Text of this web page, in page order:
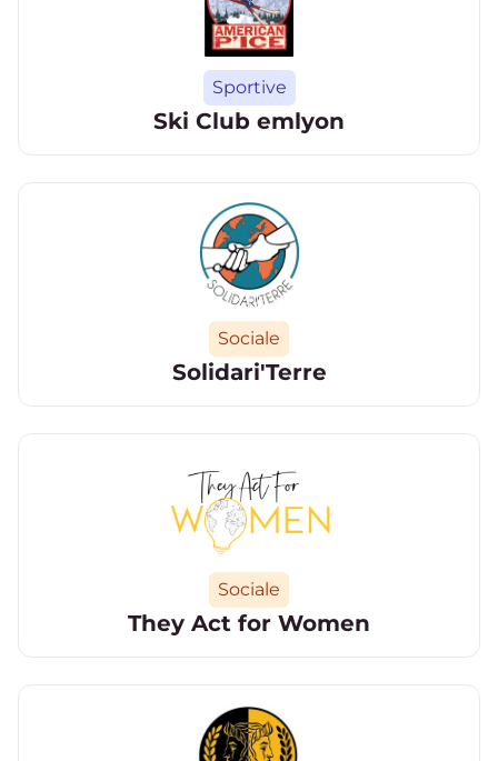
Ski Club emlyon
Catégorie
Sportive
Solidari'Terre
Catégorie
Sociale
They Act for Women
Catégorie
Sociale